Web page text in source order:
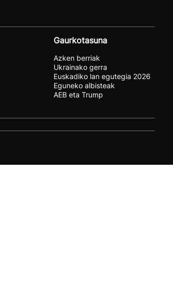
Gaurkotasuna
Azken berriak
Ukrainako gerra
Euskadiko lan egutegia 2026
Eguneko albisteak
AEB eta Trump